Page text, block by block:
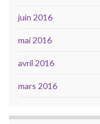
juin 2016
mai 2016
avril 2016
mars 2016